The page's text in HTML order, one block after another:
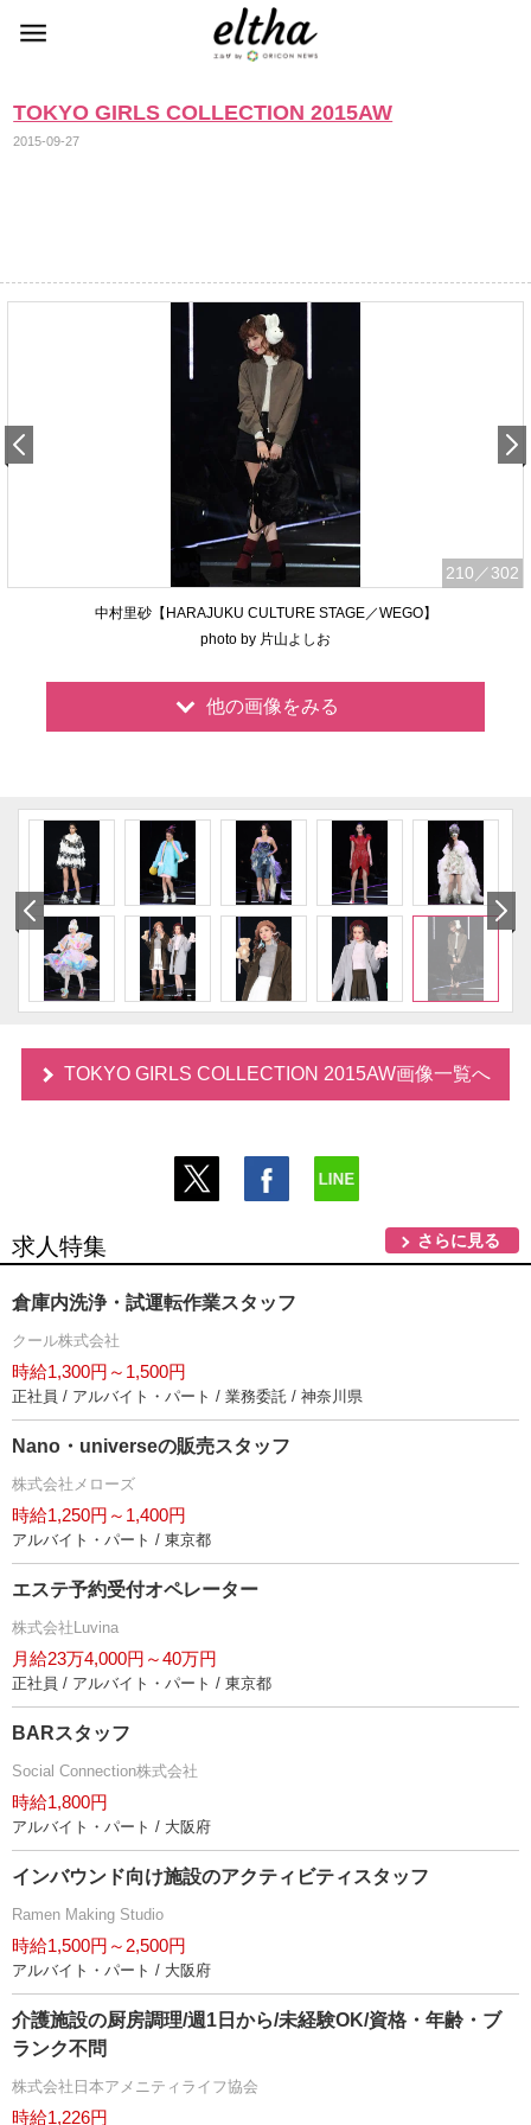
TOKYO GIRLS COLLECTION 2015AW
2015-09-27
210 ／302
中村里砂【HARAJUKU CULTURE STAGE／WEGO】
photo by 片山よしお
他の画像をみる
TOKYO GIRLS COLLECTION 2015AW画像一覧へ
求人特集 さらに見る
倉庫内洗浄・試運転作業スタッフ
クール株式会社
時給1,300円～1,500円
正社員 / アルバイト・パート / 業務委託 / 神奈川県
Nano・universeの販売スタッフ
株式会社メローズ
時給1,250円～1,400円
アルバイト・パート / 東京都
エステ予約受付オペレーター
株式会社Luvina
月給23万4,000円～40万円
正社員 / アルバイト・パート / 東京都
BARスタッフ
Social Connection株式会社
時給1,800円
アルバイト・パート / 大阪府
インバウンド向け施設のアクティビティスタッフ
Ramen Making Studio
時給1,500円～2,500円
アルバイト・パート / 大阪府
介護施設の厨房調理/週1日から/未経験OK/資格・年齢・ブ
ランク不問
株式会社日本アメニティライフ協会
時給1,226円